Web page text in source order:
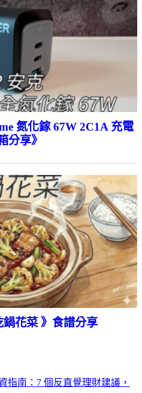
氮化鎵 67W 2C1A 充電
分享》
鍋花菜 》食譜分享
指南：7 個反直覺理財建議，